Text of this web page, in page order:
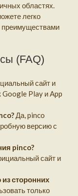
областях.
легко
преимуществами
(FAQ)
сайт и
Google Play и App
Да, pinco
версию с
pinco?
сайт и
сторонних
только